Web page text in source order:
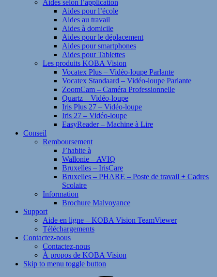
Aides selon l’application
Aides pour l’école
Aides au travail
Aides à domicile
Aides pour le déplacement
Aides pour smartphones
Aides pour Tablettes
Les produits KOBA Vision
Vocatex Plus – Vidéo-loupe Parlante
Vocatex Standaard – Vidéo-loupe Parlante
ZoomCam – Caméra Professionnelle
Quartz – Vidéo-loupe
Iris Plus 27 – Vidéo-loupe
Iris 27 – Vidéo-loupe
EasyReader – Machine à Lire
Conseil
Remboursement
J’habite à
Wallonie – AVIQ
Bruxelles – IrisCare
Bruxelles – PHARE – Poste de travail + Cadres
Scolaire
Information
Brochure Malvoyance
Support
Aide en ligne – KOBA Vision TeamViewer
Téléchargements
Contactez-nous
Contactez-nous
À propos de KOBA Vision
Skip to menu toggle button